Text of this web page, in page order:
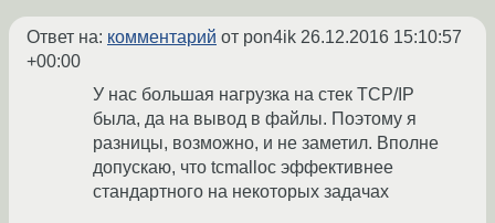
Ответ на: комментарий от pon4ik 26.12.2016 15:10:57
+00:00
У нас большая нагрузка на стек TCP/IP
была, да на вывод в файлы. Поэтому я
разницы, возможно, и не заметил. Вполне
допускаю, что tcmalloc эффективнее
стандартного на некоторых задачах